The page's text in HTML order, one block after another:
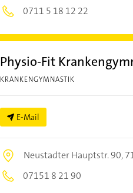
0711 5 18 12 22
Physio-Fit
KRANKENGYMNASTIK
E-Mail
Neustadter Hauptstr. 90,
07151 8 21 90